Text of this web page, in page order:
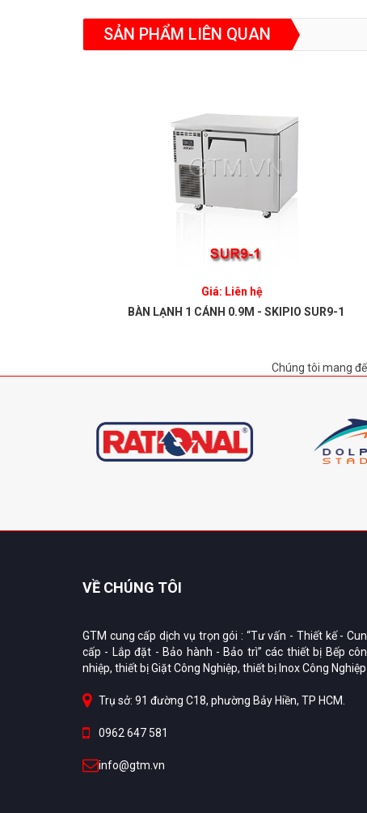
SẢN PHẨM LIÊN QUAN
Giá: Liên hệ
BÀN LẠNH 1 CÁNH 0.9M - SKIPIO SUR9-1
Chúng tôi mang
VỀ CHÚNG TÔI
GTM cung cấp dịch vụ trọn gói : “Tư vấn - Thiết kế -
cấp - Lắp đặt - Bảo hành - Bảo trì” các thiết bị Bếp
nhiệp, thiết bị Giặt Công Nghiệp, thiết bị Inox Công Nghiệp
Trụ sở: 91 đường C18, phường Bảy Hiền, TP HCM.
0962 647 581
info@gtm.vn